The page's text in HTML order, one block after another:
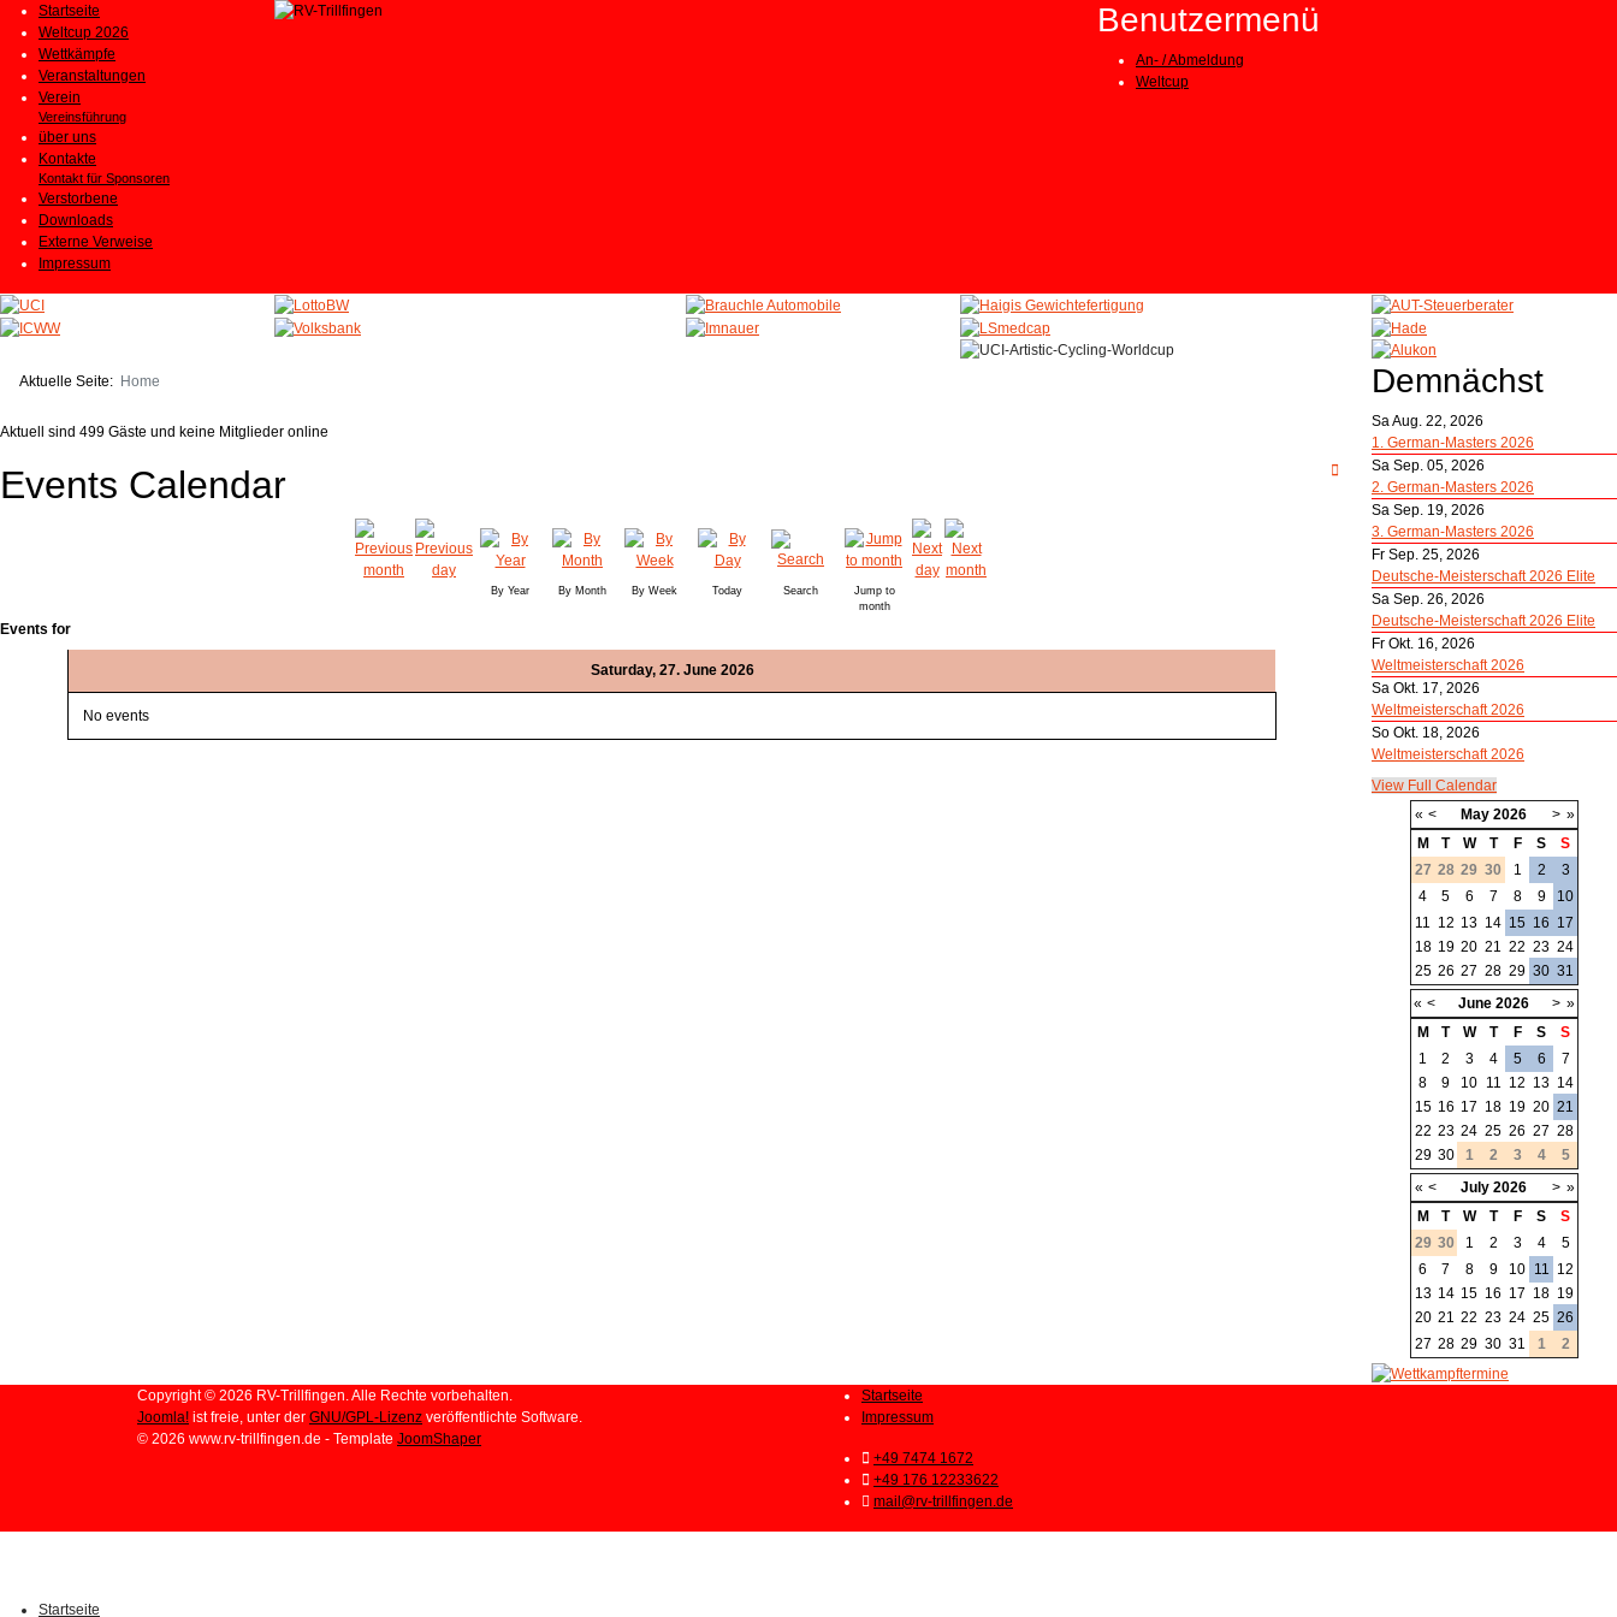
Startseite
Weltcup 2026
Wettkämpfe
Veranstaltungen
Verein
Vereinsführung
über uns
Kontakte
Kontakt für Sponsoren
Verstorbene
Downloads
Externe Verweise
Impressum
Benutzermenü
An- / Abmeldung
Weltcup
Aktuelle Seite: Home
Aktuell sind 499 Gäste und keine Mitglieder online
Events Calendar
By Year By Month By Week Today Search
Jump to
month
Events for
Saturday, 27. June 2026
No events
Demnächst
Sa Aug. 22, 2026
1. German-Masters 2026
Sa Sep. 05, 2026
2. German-Masters 2026
Sa Sep. 19, 2026
3. German-Masters 2026
Fr Sep. 25, 2026
Deutsche-Meisterschaft 2026 Elite
Sa Sep. 26, 2026
Deutsche-Meisterschaft 2026 Elite
Fr Okt. 16, 2026
Weltmeisterschaft 2026
Sa Okt. 17, 2026
Weltmeisterschaft 2026
So Okt. 18, 2026
Weltmeisterschaft 2026
View Full Calendar
« < May 2026 > »
M
T W T F S
S
27 28 29 30 1 2
3
4
5 6 7 8 9
10
11 12 13 14 15 16 17
18 19 20 21 22 23 24
25 26 27 28 29 30 31
« < June 2026 > »
M
T W T F S
S
1
2 3 4 5 6
7
8
9 10 11 12 13 14
15 16 17 18 19 20 21
22 23 24 25 26 27 28
29 30 1 2 3 4
5
« < July 2026 > »
M
T W T F S
S
29 30 1 2 3 4
5
6
7 8 9 10 11 12
13 14 15 16 17 18 19
20 21 22 23 24 25 26
27 28 29 30 31 1 2
Copyright © 2026 RV-Trillfingen. Alle Rechte vorbehalten.
Joomla! ist freie, unter der GNU/GPL-Lizenz veröffentlichte Software.
© 2026 www.rv-trillfingen.de - Template JoomShaper
Startseite
Impressum
+49 7474 1672
+49 176 12233622
mail@rv-trillfingen.de
Startseite